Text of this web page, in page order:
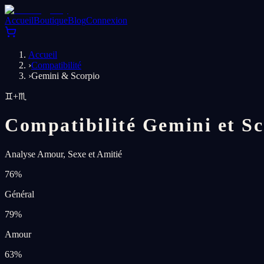
AccueilBoutiqueBlogConnexion
Accueil
›Compatibilité
›Gemini & Scorpio
♊+♏
Compatibilité Gemini et
Analyse Amour, Sexe et Amitié
76%
Général
79%
Amour
63%